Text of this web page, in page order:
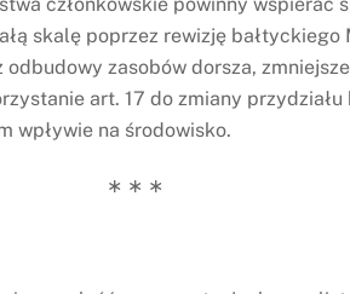
skalę poprzez rewizję bałtyckiego
odbudowy zasobów dorsza,
art. 17 do zmiany
wpływie na środowisko.
∗ ∗ ∗